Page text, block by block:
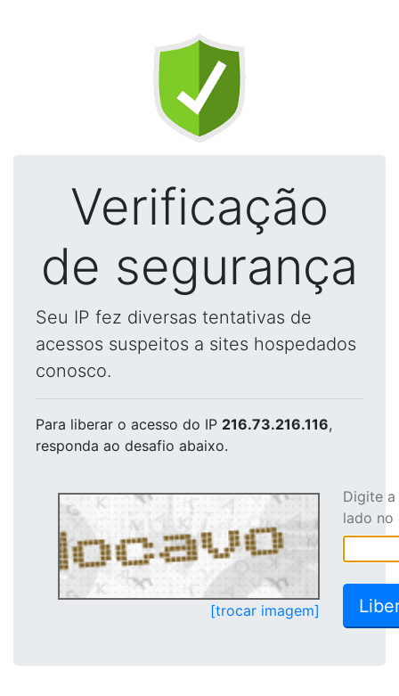
Verificação
de segurança
Seu IP fez diversas tentativas de
acessos suspeitos a sites hospedados
conosco.
Para liberar o acesso do IP 216.73.216.116,
responda ao desafio abaixo.
[trocar imagem]
Digite
lado no